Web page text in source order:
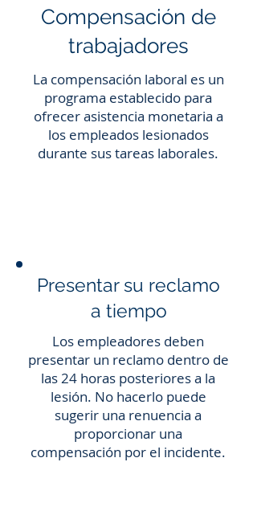
Compensación de
trabajadores
La compensación laboral es un
programa establecido para
ofrecer asistencia monetaria a
los empleados lesionados
durante sus tareas laborales.
Presentar su reclamo
a tiempo
Los empleadores deben
presentar un reclamo dentro de
las 24 horas posteriores a la
lesión. No hacerlo puede
sugerir una renuencia a
proporcionar una
compensación por el incidente.